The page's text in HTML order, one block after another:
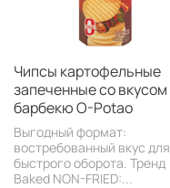
Чипсы картофельные
запеченные со вкусом
барбекю O-Potao
Выгодный формат:
востребованный вкус для
быстрого оборота. Тренд
Baked NON-FRIED:...